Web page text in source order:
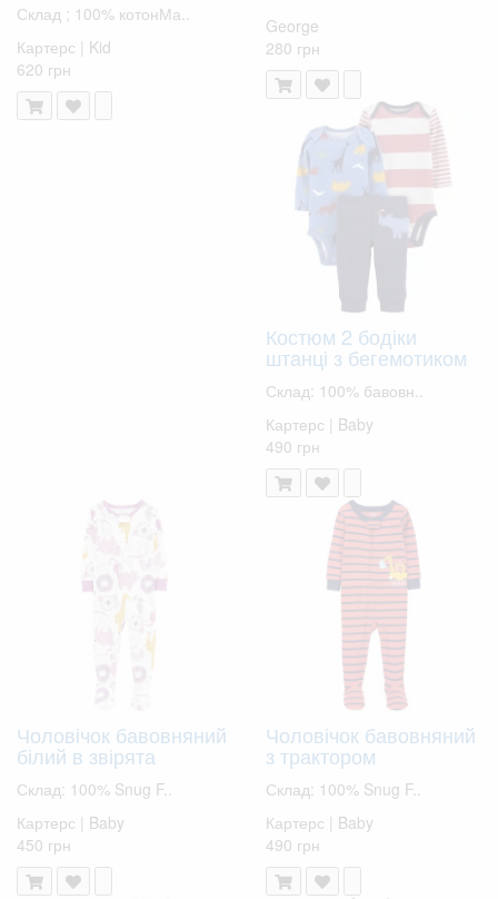
Склад ; 100% котонМа..
Картерс | Kid
620 грн
George
280 грн
Костюм 2 бодіки
штанці з бегемотиком
Склад: 100% бавовн..
Картерс | Baby
490 грн
Чоловічок бавовняний
білий в звірята
Склад: 100% Snug F..
Картерс | Baby
450 грн
Чоловічок бавовняний
з трактором
Склад: 100% Snug F..
Картерс | Baby
490 грн